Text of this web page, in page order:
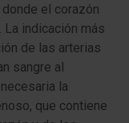
el corazón
indicación más
de las arterias
sangre al
la
que contiene